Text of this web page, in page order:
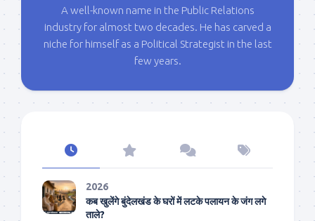
A well-known name in the Public Relations
industry for almost two decades. He has carved a
niche for himself as a Political Strategist in the last
few years.
2026
कब खुलेंगे बुंदेलखंड के घरों में लटके पलायन के जंग लगे
ताले?